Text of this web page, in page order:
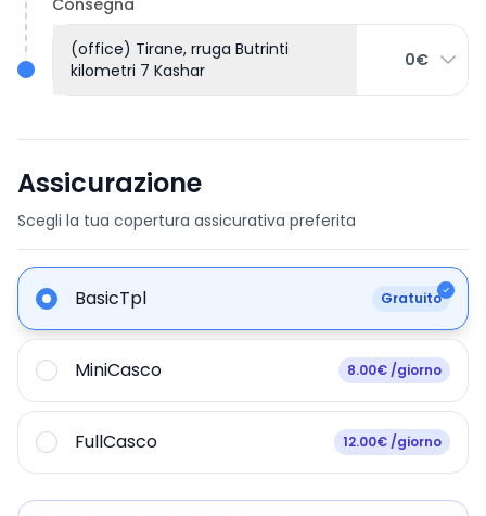
(office) Tirane, rruga Butrinti
kilometri 7 Kashar
0€
Assicurazione
Scegli la tua copertura assicurativa preferita
BasicTpl Gratuito
MiniCasco 8.00€ /giorno
FullCasco 12.00€ /giorno